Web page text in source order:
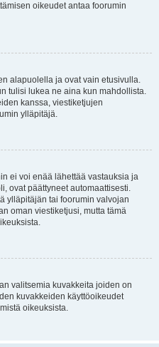
oikeudet antaa foorumin
alapuolella ja ovat vain etusivulla.
tulisi lukea ne aina kun mahdollista.
kanssa, viestiketjujen
ylläpitäjä.
ei voi enää lähettää vastauksia ja
ovat päättyneet automaattisesti.
ylläpitäjän tai foorumin valvojan
oman viestiketjusi, mutta tämä
valitsemia kuvakkeita joiden on
kuvakkeiden käyttöoikeudet
oikeuksista.